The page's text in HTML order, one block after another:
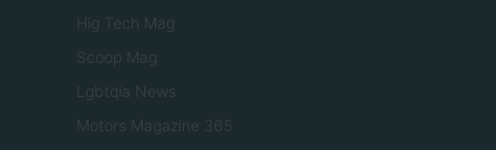
Hig Tech Mag
Scoop Mag
Lgbtqia News
Motors Magazine 365